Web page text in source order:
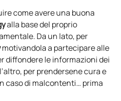
come avere una buona
alla base del proprio
Da un lato, per
motivandola a partecipare alle
diffondere le informazioni dei
per prendersene cura e
caso di malcontenti… prima